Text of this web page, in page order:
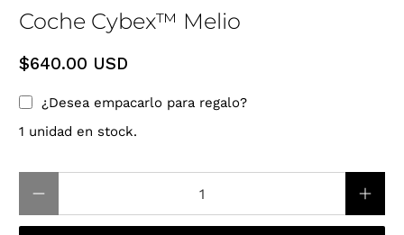
Coche Cybex™ Melio
$640.00 USD
¿Desea empacarlo para regalo?
1 unidad en stock.